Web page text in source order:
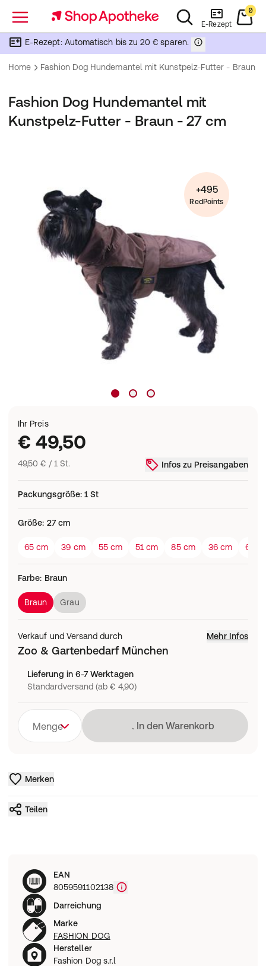
Menü E-Rezept
0
E-Rezept: Automatisch bis zu 20 € sparen.
Home Fashion Dog Hundemantel mit Kunstpelz-Futter - Braun -
Fashion Dog Hundemantel mit
Kunstpelz-Futter - Braun - 27 cm
+495
RedPoints
Ihr Preis
€ 49,50
49,50 € / 1 St. Infos zu Preisangaben
Packungsgröße:1 St
Größe: 27 cm
65 cm 39 cm 55 cm 51 cm 85 cm 36 cm 60
Farbe: Braun
Braun Grau
Verkauf und Versand durch Mehr Infos
Zoo & Gartenbedarf München
Lieferung in 6-7 Werktagen
Standardversand (ab € 4,90)
Menge Lädt
In den Warenkorb
Merken
Teilen
EAN
8059591102138
Darreichung
Marke
FASHION DOG
Hersteller
Fashion Dog s.r.l